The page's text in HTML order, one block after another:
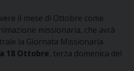
il mese di Ottobre come
missionaria, che avrà
la Giornata Missionaria
18 Ottobre, terza domenica del